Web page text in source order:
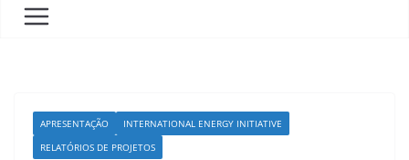
APRESENTAÇÃO
INTERNATIONAL ENERGY INITIATIVE
RELATÓRIOS DE PROJETOS